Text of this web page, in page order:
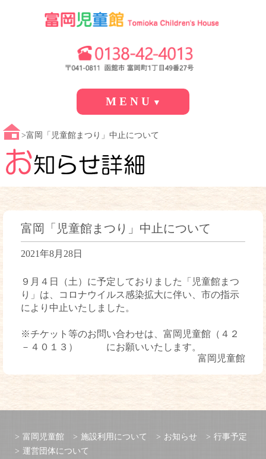
M E N U ▼
富岡「児童館まつり」中止について
富岡「児童館まつり」中止について
2021年8月28日
９月４日（土）に予定しておりました「児童館まつ
り」は、コロナウイルス感染拡大に伴い、市の指示
により中止いたしました。
※チケット等のお問い合わせは、富岡児童館（４２
－４０１３） にお願いいたします。
富岡児童館
富岡児童館 施設利用について お知らせ
行事予定
運営団体について